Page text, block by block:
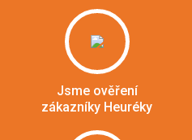
Jsme ověření
zákazníky Heuréky